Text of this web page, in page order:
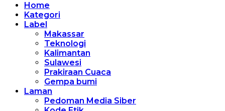
Home
Kategori
Label
Makassar
Teknologi
Kalimantan
Sulawesi
Prakiraan Cuaca
Gempa bumi
Laman
Pedoman Media Siber